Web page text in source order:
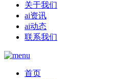
关于我们
ai资讯
ai动态
联系我们
首页